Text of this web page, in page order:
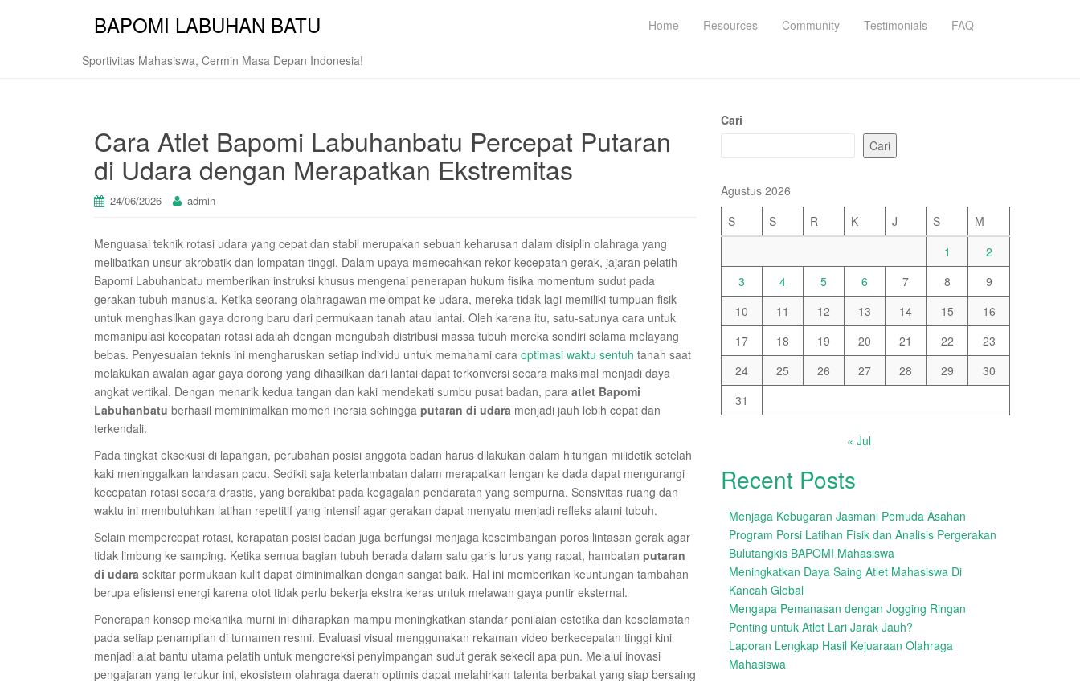
BAPOMI LABUHAN BATU
Sportivitas Mahasiswa, Cermin Masa Depan Indonesia!
Home Resources Community Testimonials FAQ
Cara Atlet Bapomi Labuhanbatu Percepat Putaran
di Udara dengan Merapatkan Ekstremitas
24/06/2026 admin
Menguasai teknik rotasi udara yang cepat dan stabil merupakan sebuah keharusan dalam disiplin olahraga yang
melibatkan unsur akrobatik dan lompatan tinggi. Dalam upaya memecahkan rekor kecepatan gerak, jajaran pelatih
Bapomi Labuhanbatu memberikan instruksi khusus mengenai penerapan hukum fisika momentum sudut pada
gerakan tubuh manusia. Ketika seorang olahragawan melompat ke udara, mereka tidak lagi memiliki tumpuan fisik
untuk menghasilkan gaya dorong baru dari permukaan tanah atau lantai. Oleh karena itu, satu-satunya cara untuk
memanipulasi kecepatan rotasi adalah dengan mengubah distribusi massa tubuh mereka sendiri selama melayang
bebas. Penyesuaian teknis ini mengharuskan setiap individu untuk memahami cara optimasi waktu sentuh tanah saat
melakukan awalan agar gaya dorong yang dihasilkan dari lantai dapat terkonversi secara maksimal menjadi daya
angkat vertikal. Dengan menarik kedua tangan dan kaki mendekati sumbu pusat badan, para atlet Bapomi
Labuhanbatu berhasil meminimalkan momen inersia sehingga putaran di udara menjadi jauh lebih cepat dan
terkendali.
Pada tingkat eksekusi di lapangan, perubahan posisi anggota badan harus dilakukan dalam hitungan milidetik setelah
kaki meninggalkan landasan pacu. Sedikit saja keterlambatan dalam merapatkan lengan ke dada dapat mengurangi
kecepatan rotasi secara drastis, yang berakibat pada kegagalan pendaratan yang sempurna. Sensivitas ruang dan
waktu ini membutuhkan latihan repetitif yang intensif agar gerakan dapat menyatu menjadi refleks alami tubuh.
Selain mempercepat rotasi, kerapatan posisi badan juga berfungsi menjaga keseimbangan poros lintasan gerak agar
tidak limbung ke samping. Ketika semua bagian tubuh berada dalam satu garis lurus yang rapat, hambatan putaran
di udara sekitar permukaan kulit dapat diminimalkan dengan sangat baik. Hal ini memberikan keuntungan tambahan
berupa efisiensi energi karena otot tidak perlu bekerja ekstra keras untuk melawan gaya puntir eksternal.
Penerapan konsep mekanika murni ini diharapkan mampu meningkatkan standar penilaian estetika dan keselamatan
pada setiap penampilan di turnamen resmi. Evaluasi visual menggunakan rekaman video berkecepatan tinggi kini
menjadi alat bantu utama pelatih untuk mengoreksi penyimpangan sudut gerak sekecil apa pun. Melalui inovasi
pengajaran yang terukur ini, ekosistem olahraga daerah optimis dapat melahirkan talenta berbakat yang siap bersaing
Cari
Cari
Agustus 2026
S
S R K J S
M
1
2
3
4 5 6 7 8
9
10
11 12 13 14 15
16
17
18 19 20 21 22
23
24
25 26 27 28 29
30
31
« Jul
Recent Posts
Menjaga Kebugaran Jasmani Pemuda Asahan
Program Porsi Latihan Fisik dan Analisis Pergerakan
Bulutangkis BAPOMI Mahasiswa
Meningkatkan Daya Saing Atlet Mahasiswa Di
Kancah Global
Mengapa Pemanasan dengan Jogging Ringan
Penting untuk Atlet Lari Jarak Jauh?
Laporan Lengkap Hasil Kejuaraan Olahraga
Mahasiswa